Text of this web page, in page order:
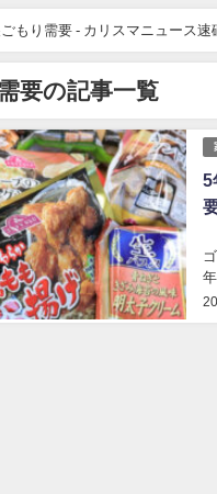
もり需要 - カリスマニュース速
要の記事一覧
5